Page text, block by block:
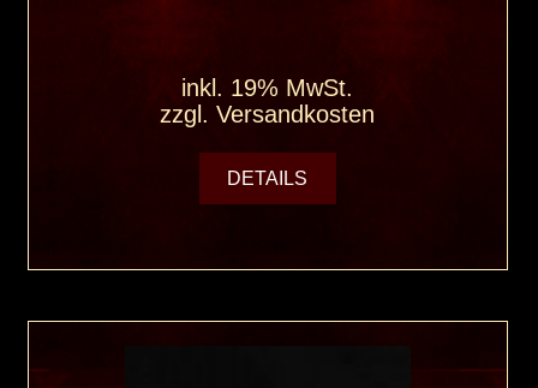
inkl. 19% MwSt.
zzgl.Versandkosten
DETAILS